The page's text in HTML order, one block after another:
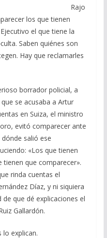
Rajo
los que tienen
el que tiene la
Saben quiénes son
Hay que reclamarles
borrador policial, a
se acusaba a Artur
en Suiza, el ministro
evitó comparecer ante
salió ese
«Los que tienen
tienen que comparecer».
rinda cuentas el
Díaz, y ni siquiera
que dé explicaciones el
Gallardón.
explican.